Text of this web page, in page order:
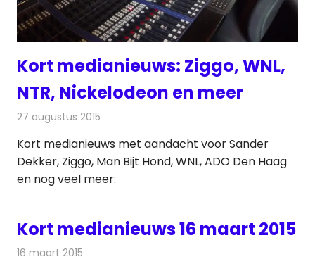
Kort medianieuws: Ziggo, WNL,
NTR, Nickelodeon en meer
27 augustus 2015
Kort medianieuws met aandacht voor Sander
Dekker, Ziggo, Man Bijt Hond, WNL, ADO Den Haag
en nog veel meer:
Kort medianieuws 16 maart 2015
16 maart 2015